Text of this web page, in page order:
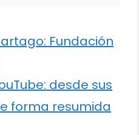
Fundación
desde sus
forma resumida